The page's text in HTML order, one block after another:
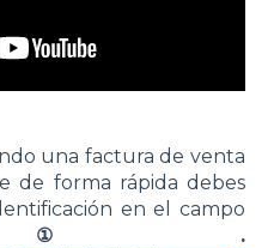
una factura de venta
de forma rápida debes
en el campo
①.